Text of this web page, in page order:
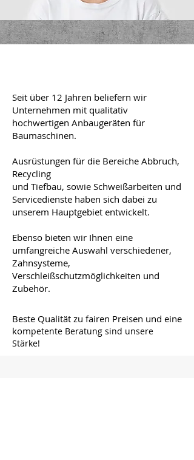
Seit über 12 Jahren beliefern wir
Unternehmen mit qualitativ
hochwertigen Anbaugeräten für
Baumaschinen.
Ausrüstungen für die Bereiche Abbruch,
Recycling
und Tiefbau, sowie Schweißarbeiten und
Servicedienste haben sich dabei zu
unserem Hauptgebiet entwickelt.
Ebenso bieten wir Ihnen eine
umfangreiche Auswahl verschiedener,
Zahnsysteme,
Verschleißschutzmöglichkeiten und
Zubehör.
Beste Qualität zu fairen Preisen und eine
kompetente Beratung sind unsere
Stärke!